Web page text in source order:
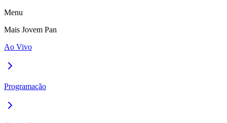
Menu
Mais Jovem Pan
Ao Vivo
Programação